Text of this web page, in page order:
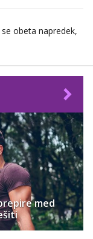
obeta napredek,
med